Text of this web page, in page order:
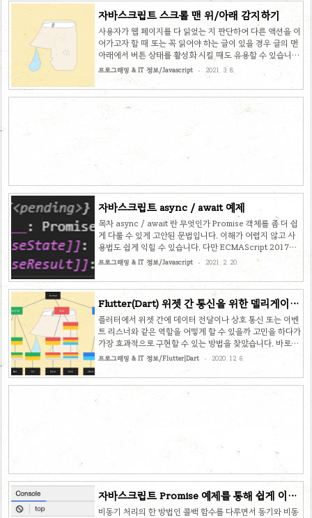
config = { attributes: true, childList: true,
characterData: true }; // 감시 대상 노드 var target =
document.getElementById('target'); // 감시 시작
observer.ob..
자바스크립트 스크롤 맨 위/아래 감지하기
사용자가 웹 페이지를 다 읽었는 지 판단하여 다른 액션을 이
어가고자 할 때 또는 꼭 읽어야 하는 글이 있을 경우 글의 맨
아래에서 버튼 상태를 활성화 시킬 때도 유용할 수 있습니
다. function detectBottom() { var scrollTop =
$(window).scrollTop(); var innerHeight =
$(window).innerHeight(); var scrollHeight =
innerHeight >= scrollHeight) { return true; } else {
프로그래밍 & IT 정보/Javascript 2021. 3. 8.
자바스크립트 async / await 예제
목차 async / await 란 무엇인가 Promise 객체를 좀 더 쉽
게 다룰 수 있게 고안된 문법입니다. 이해가 어렵지 않고 사
용법도 쉽게 익힐 수 있습니다. 다만 ECMAScript 2017에
서 표준으로 정의된 문법이므로 이전 버전에서 사용하기 위
버전 문법으로 변환해야 합니다. [자바스크립트] Promise
통해 쉽게 이해하기 비동기 처리의 한 방법인 콜백 함수를 다
루면서 동기와 비동기에 대한 개념도 함께 설명을 드렸는데
요. 잘 모르시는 분은 아래 포스팅 먼저 읽어 보시길 바랄게
요 :) sangminem.tistory.com/275 [자바스
sangminem.tis..
프로그래밍 & IT 정보/Javascript 2021. 2. 20.
Flutter(Dart) 위젯 간 통신을 위한 델리게이트
디자인 패턴 예제
플러터에서 위젯 간에 데이터 전달이나 상호 통신 또는 이벤
트 리스너와 같은 역할을 어떻게 할 수 있을까 고민을 하다가
가장 효과적으로 구현할 수 있는 방법을 찾았습니다. 바로
Dart 언어에서 제공하는 mixin을 활용하여 델리게이트 디자
objective-c나 swift의 delegate와도 거의 동일한 패턴입
니다. 다음은 실제 활용한 예제이므로 참고 바랄게요. 목차
프로그래밍 & IT 정보/Flutter|Dart 2020. 12. 6.
자바스크립트 Promise 예제를 통해 쉽게 이해
하기
비동기 처리의 한 방법인 콜백 함수를 다루면서 동기와 비동